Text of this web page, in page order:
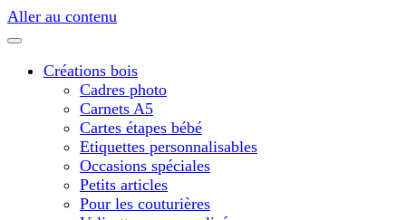
Aller au contenu
Créations bois
Cadres photo
Carnets A5
Cartes étapes bébé
Etiquettes personnalisables
Occasions spéciales
Petits articles
Pour les couturières